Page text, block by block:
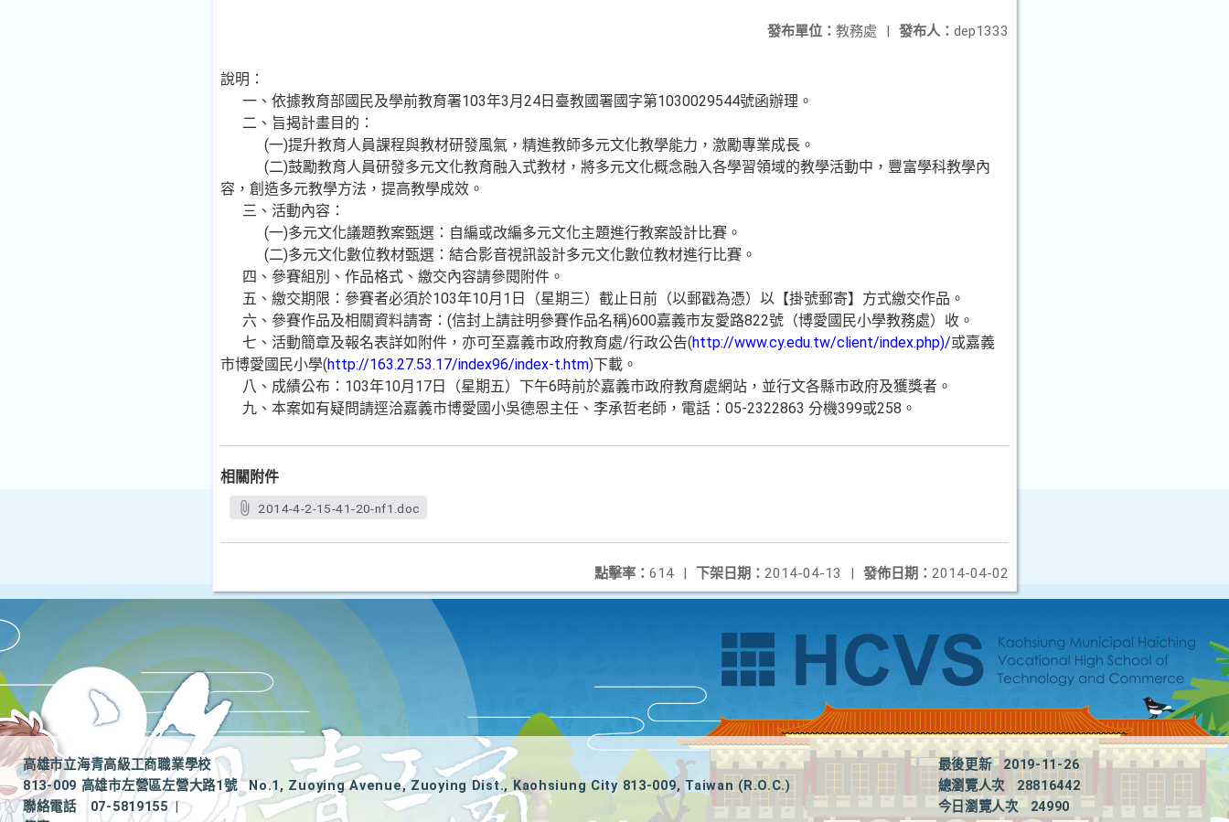
發布人： dep1333
發布單位： 教務處 |
說明：
一、依據教育部國民及學前教育署103年3月24日臺教國署國字第1030029544號函辦理。
二、旨揭計畫目的：
(一)提升教育人員課程與教材研發風氣，精進教師多元文化教學能力，激勵專業成長。
(二)鼓勵教育人員研發多元文化教育融入式教材，將多元文化概念融入各學習領域的教學活動中，豐富學科教學內
容，創造多元教學方法，提高教學成效。
三、活動內容：
(一)多元文化議題教案甄選：自編或改編多元文化主題進行教案設計比賽。
(二)多元文化數位教材甄選：結合影音視訊設計多元文化數位教材進行比賽。
四、參賽組別、作品格式、繳交內容請參閱附件。
五、繳交期限：參賽者必須於103年10月1日（星期三）截止日前（以郵戳為憑）以【掛號郵寄】方式繳交作品。
六、參賽作品及相關資料請寄：(信封上請註明參賽作品名稱)600嘉義市友愛路822號（博愛國民小學教務處）收。
七、活動簡章及報名表詳如附件，亦可至嘉義市政府教育處/行政公告(http://www.cy.edu.tw/client/index.php)/或嘉義
市博愛國民小學(http://163.27.53.17/index96/index-t.htm)下載。
八、成績公布：103年10月17日（星期五）下午6時前於嘉義市政府教育處網站，並行文各縣市政府及獲獎者。
九、本案如有疑問請逕洽嘉義市博愛國小吳德恩主任、李承哲老師，電話：05-2322863 分機399或258。
相關附件
2014-4-2-15-41-20-nf1.doc
發佈日期： 2014-04-02
下架日期： 2014-04-13 |
點擊率： 614 |
高雄市立海青高級工商職業學校
813-009 高雄市左營區左營大路1號
No.1, Zuoying Avenue, Zuoying Dist., Kaohsiung City 813-009, Taiwan (R.O.C.)
聯絡電話
07-5819155
|
最後更新
2019-11-26
總瀏覽人次
28816442
今日瀏覽人次
24990